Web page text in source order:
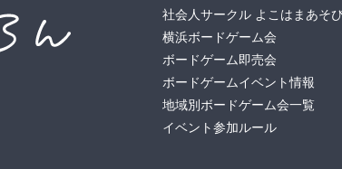
社会人サークル よこはまあそ
横浜ボードゲーム会
ボードゲーム即売会
ボードゲームイベント情報
地域別ボードゲーム会一覧
イベント参加ルール